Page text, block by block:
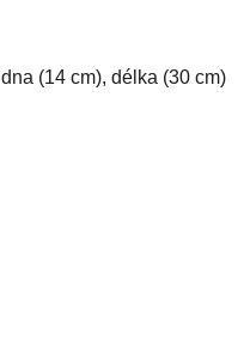
(14 cm), délka (30 cm)